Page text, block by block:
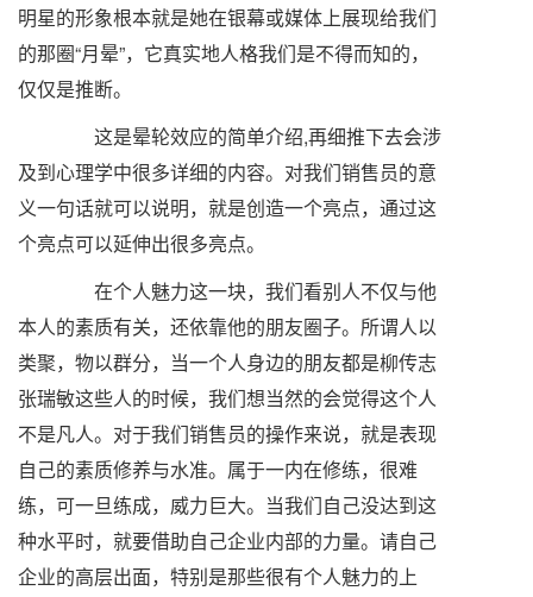
明星的形象根本就是她在银幕或媒体上展现给我们
的那圈“月晕”，它真实地人格我们是不得而知的，
仅仅是推断。
这是晕轮效应的简单介绍,再细推下去会涉
及到心理学中很多详细的内容。对我们销售员的意
义一句话就可以说明，就是创造一个亮点，通过这
个亮点可以延伸出很多亮点。
在个人魅力这一块，我们看别人不仅与他
本人的素质有关，还依靠他的朋友圈子。所谓人以
类聚，物以群分，当一个人身边的朋友都是柳传志
张瑞敏这些人的时候，我们想当然的会觉得这个人
不是凡人。对于我们销售员的操作来说，就是表现
自己的素质修养与水准。属于一内在修练，很难
练，可一旦练成，威力巨大。当我们自己没达到这
种水平时，就要借助自己企业内部的力量。请自己
企业的高层出面，特别是那些很有个人魅力的上